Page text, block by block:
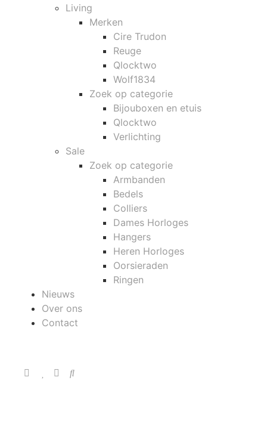
Living
Merken
Cire Trudon
Reuge
Qlocktwo
Wolf1834
Zoek op categorie
Bijouboxen en etuis
Qlocktwo
Verlichting
Sale
Zoek op categorie
Armbanden
Bedels
Colliers
Dames Horloges
Hangers
Heren Horloges
Oorsieraden
Ringen
Nieuws
Over ons
Contact